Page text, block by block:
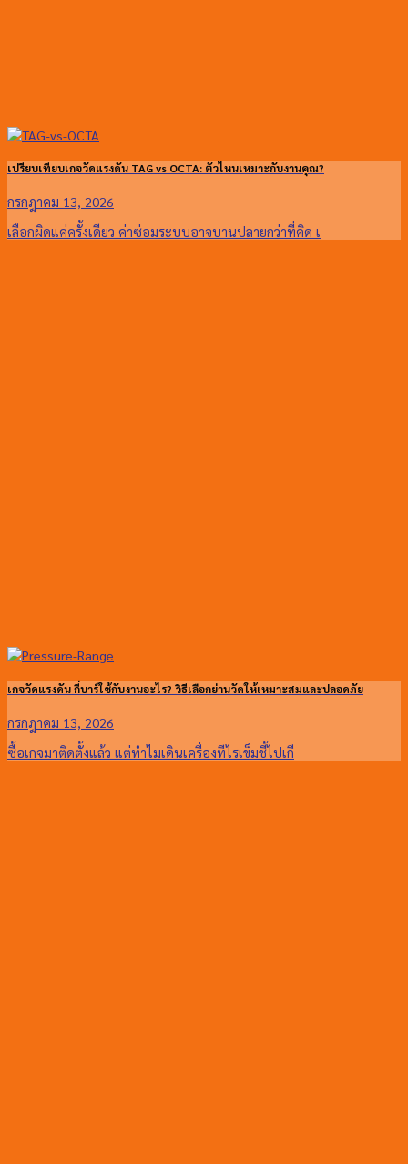
เปรียบเทียบเกจวัดแรงดัน TAG vs OCTA: ตัวไหนเหมาะกับงานคุณ?
กรกฎาคม 13, 2026
เลือกผิดแค่ครั้งเดียว ค่าซ่อมระบบอาจบานปลายกว่าที่คิด เ
เกจวัดแรงดัน กี่บาร์ใช้กับงานอะไร? วิธีเลือกย่านวัดให้เหมาะสมและปลอดภัย
กรกฎาคม 13, 2026
ซื้อเกจมาติดตั้งแล้ว แต่ทำไมเดินเครื่องทีไรเข็มชี้ไปเกื